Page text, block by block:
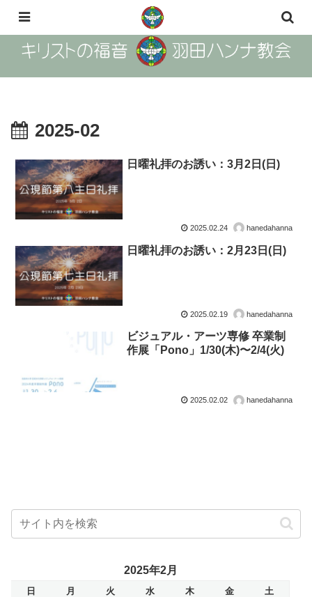
The Gosple of Christ Haneda Hanna Church
2025-02
日曜礼拝のお誘い：3月2日(日)
2025.02.24 hanedahanna
日曜礼拝のお誘い：2月23日(日)
2025.02.19 hanedahanna
ビジュアル・アーツ専修 卒業制
作展「Pono」1/30(木)〜2/4(火)
2025.02.02 hanedahanna
2025年2月
日 月 火 水 木 金
土